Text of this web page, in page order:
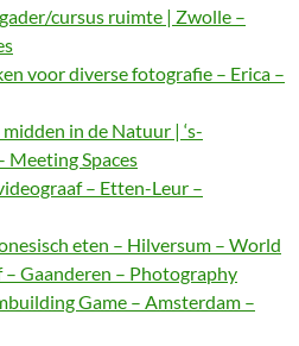
cursus ruimte | Zwolle –
voor diverse fotografie – Erica –
in de Natuur | ‘s-
Meeting Spaces
– Etten-Leur –
eten – Hilversum – World
Gaanderen – Photography
Game – Amsterdam –